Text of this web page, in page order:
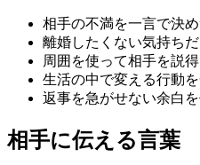
相手の不満を一言で決
離婚したくない気持ち
周囲を使って相手を説
生活の中で変える行動
返事を急がせない余白
相手に伝える言葉